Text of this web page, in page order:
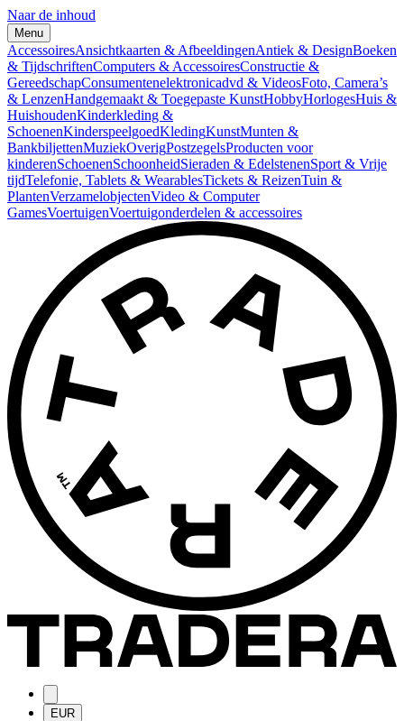
Naar de inhoud
Menu
AccessoiresAnsichtkaarten & AfbeeldingenAntiek & DesignBoeken
& TijdschriftenComputers & AccessoiresConstructie &
GereedschapConsumentenelektronicadvd & VideosFoto, Camera’s
& LenzenHandgemaakt & Toegepaste KunstHobbyHorlogesHuis &
HuishoudenKinderkleding &
SchoenenKinderspeelgoedKledingKunstMunten &
BankbiljettenMuziekOverigPostzegelsProducten voor
kinderenSchoenenSchoonheidSieraden & EdelstenenSport & Vrije
tijdTelefonie, Tablets & WearablesTickets & ReizenTuin &
PlantenVerzamelobjectenVideo & Computer
GamesVoertuigenVoertuigonderdelen & accessoires
EUR